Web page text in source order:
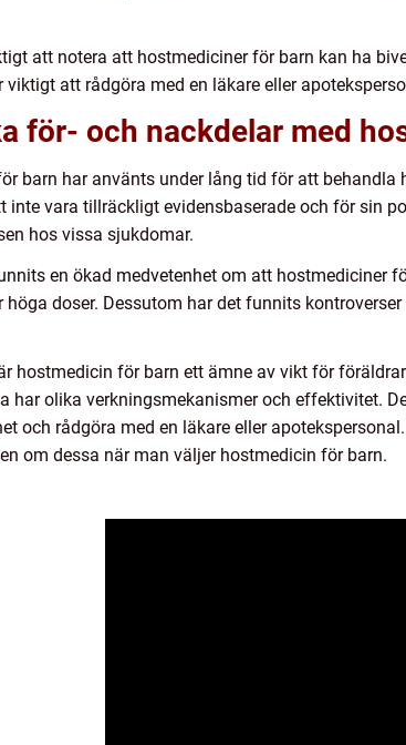
att notera att hostmediciner för barn kan ha
viktigt att rådgöra med en läkare eller
för- och nackdelar med
barn har använts under lång tid för att
inte vara tillräckligt evidensbaserade och för sin
hos vissa sjukdomar.
en ökad medvetenhet om att hostmediciner
höga doser. Dessutom har det funnits
hostmedicin för barn ett ämne av vikt för
har olika verkningsmekanismer och effektivitet.
och rådgöra med en läkare eller
om dessa när man väljer hostmedicin för barn.